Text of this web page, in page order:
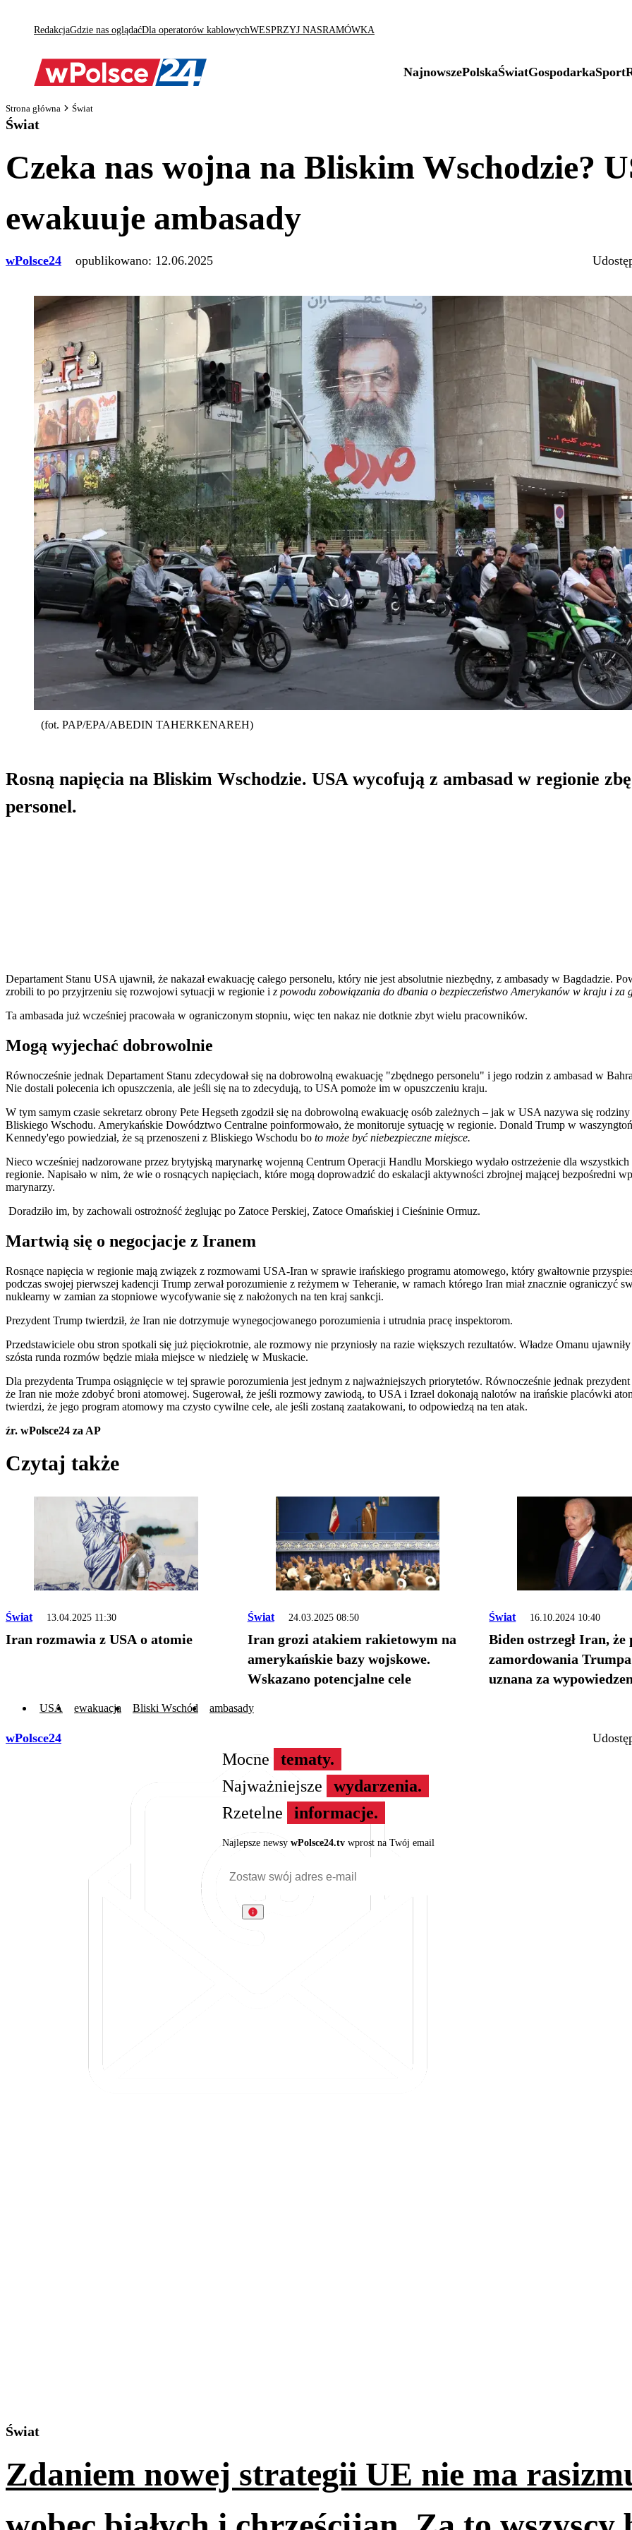
RedakcjaGdzie nas oglądaćDla operatorów kablowychWESPRZYJ NASRAMÓWKA
NajnowszePolskaŚwiatGospodarkaSport
Strona główna Świat
Świat
Czeka nas wojna na Bliskim Wschodzie?
ewakuuje ambasady
wPolsce24 opublikowano: 12.06.2025
(fot. PAP/EPA/ABEDIN TAHERKENAREH)
Rosną napięcia na Bliskim Wschodzie. USA wycofują z ambasad w regionie
personel.
Departament Stanu USA ujawnił, że nakazał ewakuację całego personelu, który nie jest absolutnie niezbędny, z ambasady w Bagdadzie.
zrobili to po przyjrzeniu się rozwojowi sytuacji w regionie i z powodu zobowiązania do dbania o bezpieczeństwo Amerykanów w kraju i za
Ta ambasada już wcześniej pracowała w ograniczonym stopniu, więc ten nakaz nie dotknie zbyt wielu pracowników.
Mogą wyjechać dobrowolnie
Równocześnie jednak Departament Stanu zdecydował się na dobrowolną ewakuację "zbędnego personelu" i jego rodzin z ambasad w
Nie dostali polecenia ich opuszczenia, ale jeśli się na to zdecydują, to USA pomoże im w opuszczeniu kraju.
W tym samym czasie sekretarz obrony Pete Hegseth zgodził się na dobrowolną ewakuację osób zależnych – jak w USA nazywa się rodziny
Bliskiego Wschodu. Amerykańskie Dowództwo Centralne poinformowało, że monitoruje sytuację w regionie. Donald Trump w
Kennedy'ego powiedział, że są przenoszeni z Bliskiego Wschodu bo to może być niebezpieczne miejsce.
Nieco wcześniej nadzorowane przez brytyjską marynarkę wojenną Centrum Operacji Handlu Morskiego wydało ostrzeżenie dla
regionie. Napisało w nim, że wie o rosnących napięciach, które mogą doprowadzić do eskalacji aktywności zbrojnej mającej bezpośredni
marynarzy.
Doradziło im, by zachowali ostrożność żeglując po Zatoce Perskiej, Zatoce Omańskiej i Cieśninie Ormuz.
Martwią się o negocjacje z Iranem
Rosnące napięcia w regionie mają związek z rozmowami USA-Iran w sprawie irańskiego programu atomowego, który gwałtownie
podczas swojej pierwszej kadencji Trump zerwał porozumienie z reżymem w Teheranie, w ramach którego Iran miał znacznie ograniczyć
nuklearny w zamian za stopniowe wycofywanie się z nałożonych na ten kraj sankcji.
Prezydent Trump twierdził, że Iran nie dotrzymuje wynegocjowanego porozumienia i utrudnia pracę inspektorom.
Przedstawiciele obu stron spotkali się już pięciokrotnie, ale rozmowy nie przyniosły na razie większych rezultatów. Władze Omanu
szósta runda rozmów będzie miała miejsce w niedzielę w Muskacie.
Dla prezydenta Trumpa osiągnięcie w tej sprawie porozumienia jest jednym z najważniejszych priorytetów. Równocześnie jednak
że Iran nie może zdobyć broni atomowej. Sugerował, że jeśli rozmowy zawiodą, to USA i Izrael dokonają nalotów na irańskie placówki
twierdzi, że jego program atomowy ma czysto cywilne cele, ale jeśli zostaną zaatakowani, to odpowiedzą na ten atak.
źr. wPolsce24 za AP
Czytaj także
Świat 13.04.2025 11:30
Iran rozmawia z USA o atomie
Świat 24.03.2025 08:50
Iran grozi atakiem rakietowym na
amerykańskie bazy wojskowe.
Wskazano potencjalne cele
Świat 16.10.2024 10:40
Biden ostrzegł Iran, że
zamordowania
uznana za
USA ewakuacja Bliski Wschód ambasady
wPolsce24
Mocne
tematy.
Najważniejsze
wydarzenia.
Rzetelne
informacje.
Najlepsze newsy wPolsce24.tvwprost na Twój email
Świat
Zdaniem nowej strategii UE nie ma